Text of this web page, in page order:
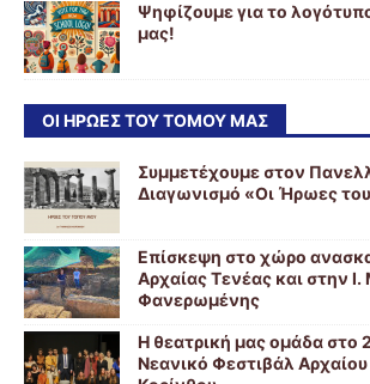
Ψηφίζουμε για το
μας!
ΟΙ ΉΡΩΕΣ ΤΟΥ ΤΌΜΟΥ ΜΑΣ
Συμμετέχουμε στον
Διαγωνισμό «Οι Ήρωες
Επίσκεψη στο χώρο
Αρχαίας Τενέας και στην
Φανερωμένης
Η θεατρική μας ομάδα στο
Νεανικό Φεστιβάλ